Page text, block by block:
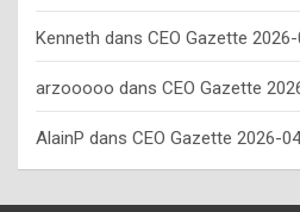
u
s
h
o
Kenneth dans CEO Gazette
arzooooo dans CEO Gazette
AlainP dans CEO Gazette 2026-04